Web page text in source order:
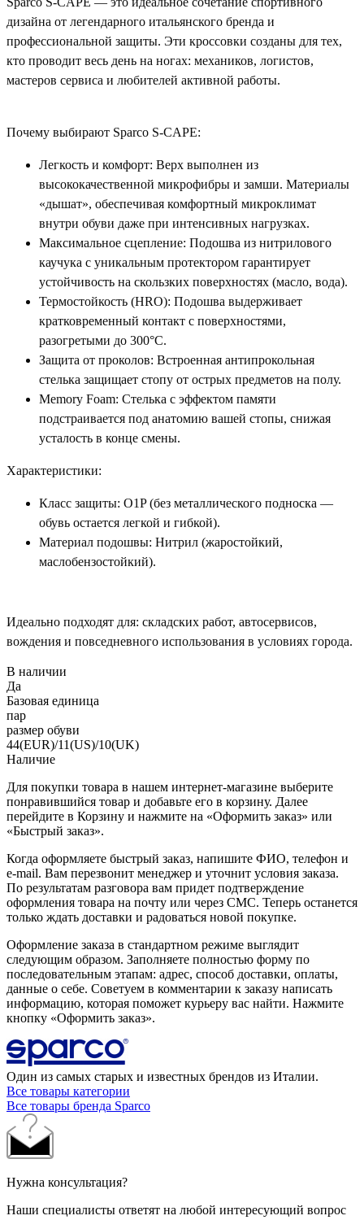
дизайна от легендарного итальянского бренда и
профессиональной защиты. Эти кроссовки созданы для тех,
кто проводит весь день на ногах: механиков, логистов,
мастеров сервиса и любителей активной работы.
Почему выбирают Sparco S-CAPE:
Легкость и комфорт: Верх выполнен из
высококачественной микрофибры и замши. Материалы
«дышат», обеспечивая комфортный микроклимат
внутри обуви даже при интенсивных нагрузках.
Максимальное сцепление: Подошва из нитрилового
каучука с уникальным протектором гарантирует
устойчивость на скользких поверхностях (масло, вода).
Термостойкость (HRO): Подошва выдерживает
кратковременный контакт с поверхностями,
разогретыми до 300°C.
Защита от проколов: Встроенная антипрокольная
стелька защищает стопу от острых предметов на полу.
Memory Foam: Стелька с эффектом памяти
подстраивается под анатомию вашей стопы, снижая
усталость в конце смены.
Характеристики:
Класс защиты: O1P (без металлического подноска —
обувь остается легкой и гибкой).
Материал подошвы: Нитрил (жаростойкий,
маслобензостойкий).
Идеально подходят для: складских работ, автосервисов,
вождения и повседневного использования в условиях города.
В наличии
Да
Базовая единица
пар
размер обуви
44(EUR)/11(US)/10(UK)
Наличие
Для покупки товара в нашем интернет-магазине выберите
понравившийся товар и добавьте его в корзину. Далее
перейдите в Корзину и нажмите на «Оформить заказ» или
«Быстрый заказ».
Когда оформляете быстрый заказ, напишите ФИО, телефон и
e-mail. Вам перезвонит менеджер и уточнит условия заказа.
По результатам разговора вам придет подтверждение
оформления товара на почту или через СМС. Теперь останется
только ждать доставки и радоваться новой покупке.
Оформление заказа в стандартном режиме выглядит
следующим образом. Заполняете полностью форму по
последовательным этапам: адрес, способ доставки, оплаты,
данные о себе. Советуем в комментарии к заказу написать
информацию, которая поможет курьеру вас найти. Нажмите
кнопку «Оформить заказ».
Один из самых старых и известных брендов из Италии.
Все товары категории
Все товары бренда Sparco
Нужна консультация?
Наши специалисты ответят на любой интересующий вопрос